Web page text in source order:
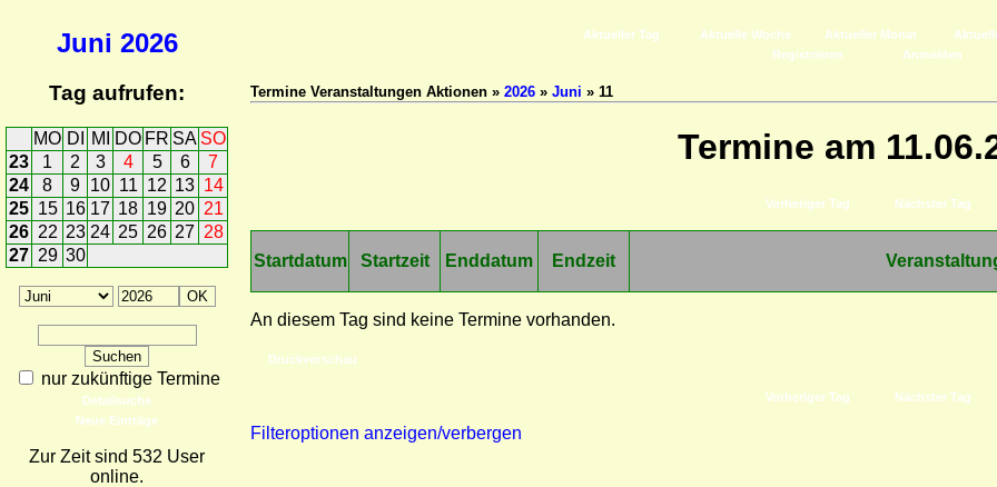
Juni 2026
Tag aufrufen:
MO DI MI DO FR SA SO
23
1 2 3 4 5 6
7
24
8 9 10 11 12 13 14
25 15 16 17 18 19 20 21
26 22 23 24 25 26 27 28
27 29 30
nur zukünftige Termine
Detailsuche
Neue Einträge
Zur Zeit sind 532 User
online.
Aktueller Tag Aktuelle Woche Aktueller Monat
Registrieren
Anmelden
Termine Veranstaltungen Aktionen » 2026 » Juni » 11
Termine am
Vorheriger Tag Nächster Tag
Startdatum Startzeit Enddatum Endzeit
An diesem Tag sind keine Termine vorhanden.
Druckvorschau
Vorheriger Tag Nächster Tag
Filteroptionen anzeigen/verbergen